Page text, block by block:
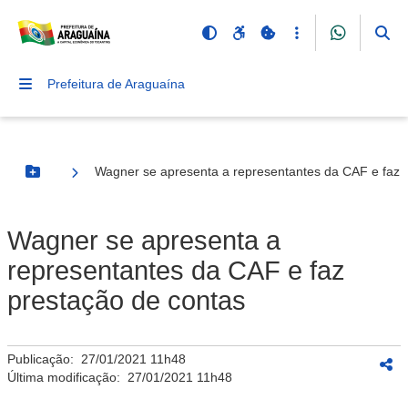
Prefeitura de Araguaína
Botão Menu
Wagner se apresenta a representantes da CAF e faz
Wagner se apresenta a
representantes da CAF e faz
prestação de contas
Publicação: 27/01/2021 11h48
Última modificação: 27/01/2021 11h48